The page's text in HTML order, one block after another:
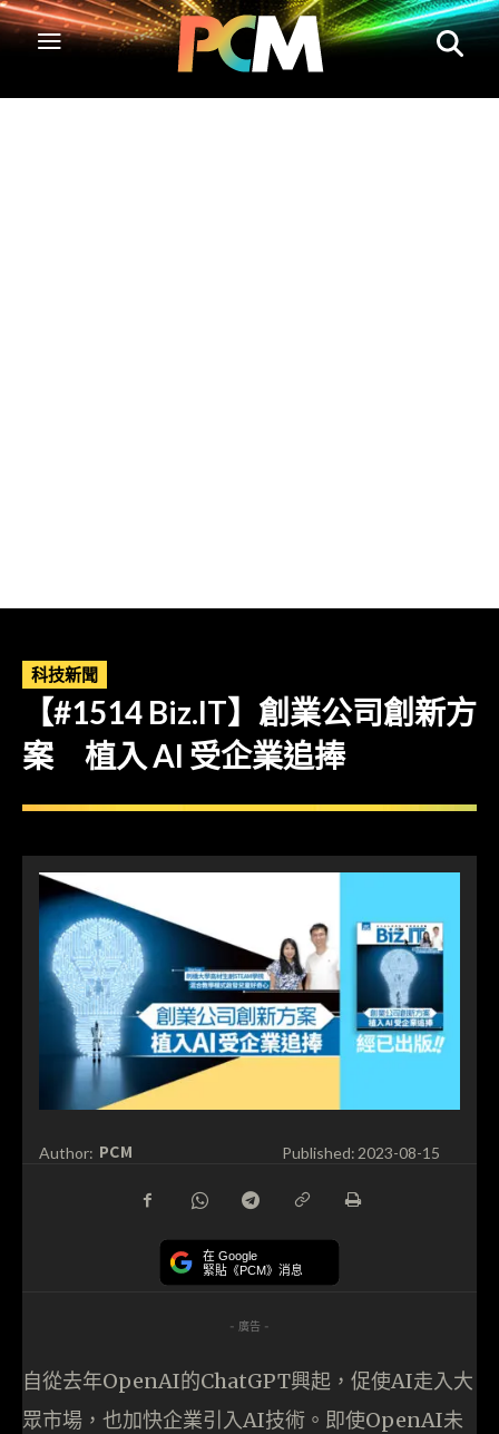
科技新聞
【#1514 Biz.IT】創業公司創新方
案 植入 AI 受企業追捧
Author: PCM Published: 2023-08-15
在 Google
緊貼《PCM》消息
- 廣告 -
自從去年OpenAI的ChatGPT興起，促使AI走入大
眾市場，也加快企業引入AI技術。即使OpenAI未